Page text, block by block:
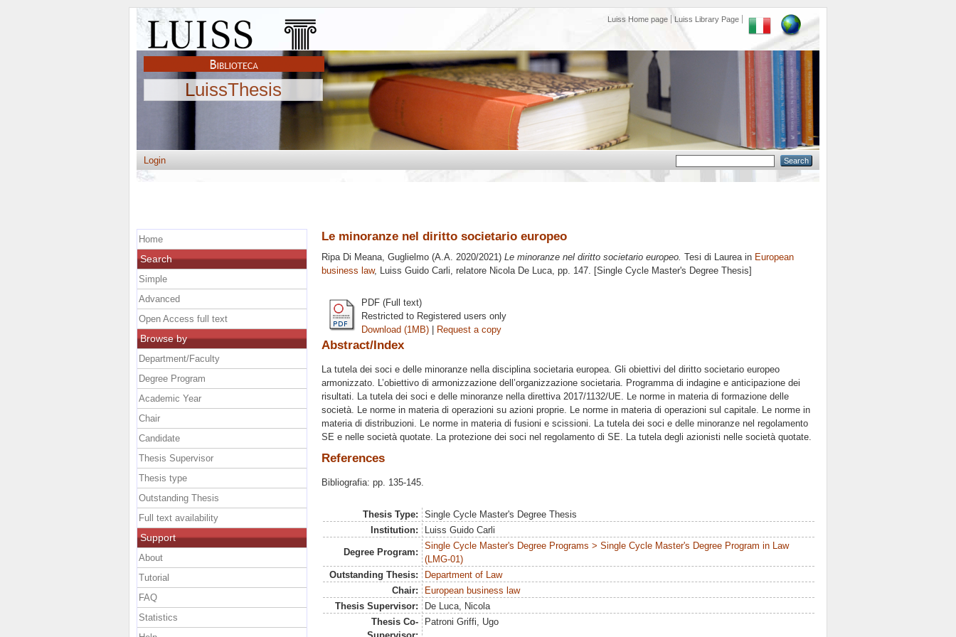
Luiss Home page Luiss Library Page
LuissThesis
Login
Le minoranze nel diritto societario europeo
Ripa Di Meana, Guglielmo (A.A. 2020/2021) Le minoranze nel diritto societario europeo. Tesi di Laurea in European
business law, Luiss Guido Carli, relatore Nicola De Luca, pp. 147. [Single Cycle Master's Degree Thesis]
PDF (Full text)
Restricted to Registered users only
Download (1MB) | Request a copy
Abstract/Index
La tutela dei soci e delle minoranze nella disciplina societaria europea. Gli obiettivi del diritto societario europeo
armonizzato. L’obiettivo di armonizzazione dell’organizzazione societaria. Programma di indagine e anticipazione dei
risultati. La tutela dei soci e delle minoranze nella direttiva 2017/1132/UE. Le norme in materia di formazione delle
società. Le norme in materia di operazioni su azioni proprie. Le norme in materia di operazioni sul capitale. Le norme in
materia di distribuzioni. Le norme in materia di fusioni e scissioni. La tutela dei soci e delle minoranze nel regolamento
SE e nelle società quotate. La protezione dei soci nel regolamento di SE. La tutela degli azionisti nelle società quotate.
References
Bibliografia: pp. 135-145.
Thesis Type:
Single Cycle Master's Degree Thesis
Institution:
Luiss Guido Carli
Degree Program:
Single Cycle Master's Degree Programs > Single Cycle Master's Degree Program in Law
(LMG-01)
Outstanding Thesis:
Department of Law
Chair:
European business law
Thesis Supervisor:
De Luca, Nicola
Thesis Co-
Patroni Griffi, Ugo
Home
Search
Simple
Advanced
Open Access full text
Browse by
Department/Faculty
Degree Program
Academic Year
Chair
Candidate
Thesis Supervisor
Thesis type
Outstanding Thesis
Full text availability
Support
About
Tutorial
FAQ
Statistics